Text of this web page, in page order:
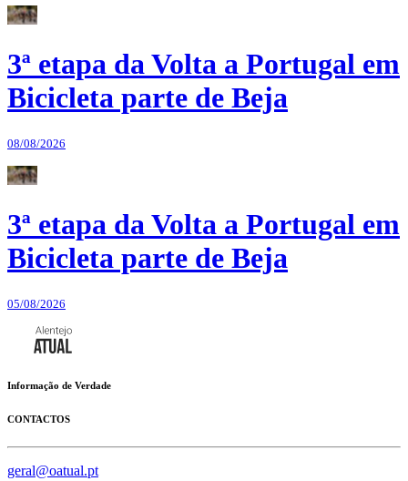
3ª etapa da Volta a Portugal em
Bicicleta parte de Beja
08/08/2026
3ª etapa da Volta a Portugal em
Bicicleta parte de Beja
05/08/2026
Informação de Verdade
CONTACTOS
geral@oatual.pt